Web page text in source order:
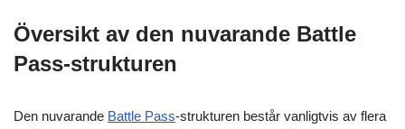
Översikt av den nuvarande Battle
Pass-strukturen
Den nuvarande Battle Pass-strukturen består vanligtvis av flera